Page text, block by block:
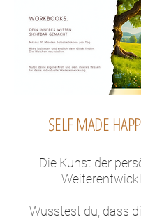
SELF MADE
Die Kunst der
Wusstest du, dass